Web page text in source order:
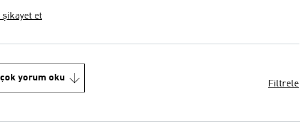
şikayet et
çok yorum oku
Filtrele